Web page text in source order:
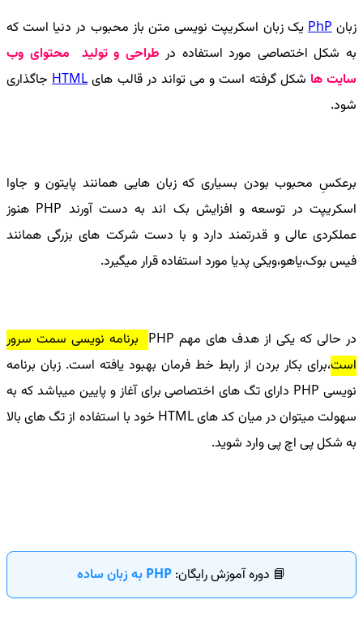
زبانPhPیک زبان اسکریپت نویسی متن باز محبوب در دنیا است که
به شکل اختصاصی مورد استفاده در طراحی و تولید محتوای وب
سایت ها شکل گرفته است و می تواند در قالب هایHTMLجاگذاری
شود.
برعکسِ محبوب بودن بسیاری که زبان هایی همانند پایتون و جاوا
اسکریپت در توسعه و افزایش بک اند به دست آورند PHP هنوز
عملکردی عالی و قدرتمند دارد و با دست شرکت های بزرگی همانند
فیس بوک،یاهو،ویکی پدیا مورد استفاده قرار میگیرد.
در حالی که یکی از هدف های مهم PHP برنامه نویسی سمت سرور
است،برای بکار بردن از رابط خط فرمان بهبود یافته است. زبان برنامه
نویسی PHP دارای تگ های اختصاصی برای آغاز و پایین میباشد که به
سهولت میتوان در میان کد هایHTML خود با استفاده از تگ های بالا
به شکل پی اچ پی وارد شوید.
📘 دوره آموزش رایگان: PHP به زبان ساده